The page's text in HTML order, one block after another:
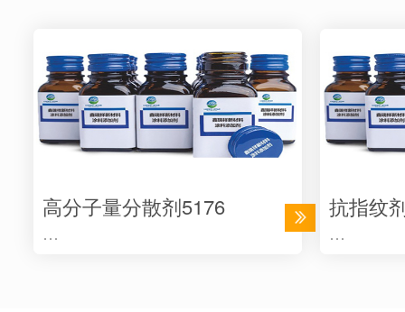
高分子量分散剂5176
…
抗指纹
…